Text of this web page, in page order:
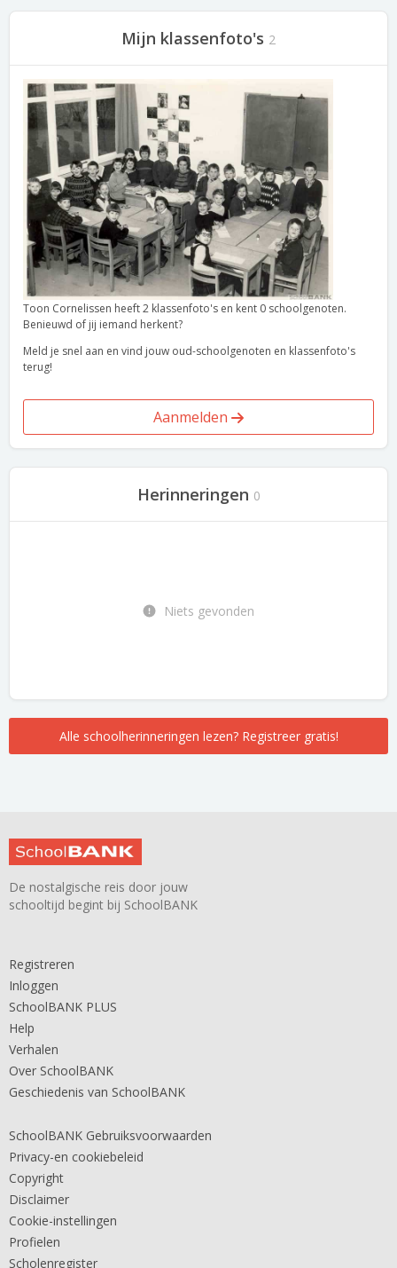
Mijn klassenfoto's 2
Toon Cornelissen heeft 2 klassenfoto's en kent 0 schoolgenoten.
Benieuwd of jij iemand herkent?
Meld je snel aan en vind jouw oud-schoolgenoten en klassenfoto's
terug!
Aanmelden
Herinneringen 0
Niets gevonden
Alle schoolherinneringen lezen? Registreer gratis!
De nostalgische reis door jouw
schooltijd begint bij SchoolBANK
Registreren
Inloggen
SchoolBANK PLUS
Help
Verhalen
Over SchoolBANK
Geschiedenis van SchoolBANK
SchoolBANK Gebruiksvoorwaarden
Privacy-en cookiebeleid
Copyright
Disclaimer
Cookie-instellingen
Profielen
Scholenregister